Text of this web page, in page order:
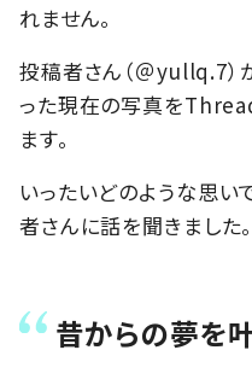
れません。
投稿者さん（＠yullq.7）
った現在の写真を
ます。
いったいどのような思い
者さんに話を聞きました。
昔からの夢を